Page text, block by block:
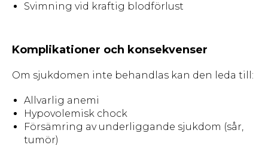
Svimning vid kraftig blodförlust
Komplikationer och konsekvenser
Om sjukdomen inte behandlas kan den leda till:
Allvarlig anemi
Hypovolemisk chock
Försämring av underliggande sjukdom (sår,
tumör)